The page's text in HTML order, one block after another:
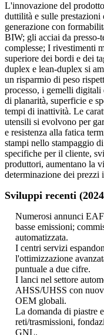
L'innovazione del
duttilità e sulle
generazione con
BIW; gli acciai da presso-
complesse; I rivestimenti
superiore dei bordi e dei
duplex e lean-duplex si
un risparmio di peso
processo, i gemelli
di planarità, superficie e
tempi di inattività. Le
utensili si evolvono per
e resistenza alla fatica
stampi nello stampaggio
specifiche per il cliente,
produttori, aumentano la
determinazione dei prezzi
Sviluppi recenti
Numerosi annunci
basse emissioni;
automatizzata.
I centri servizi
l'ottimizzazione
puntuale a due cifre.
I lanci nel settore
AHSS/UHSS con
OEM globali.
La domanda di piastre
reti/trasmissioni,
GNL.